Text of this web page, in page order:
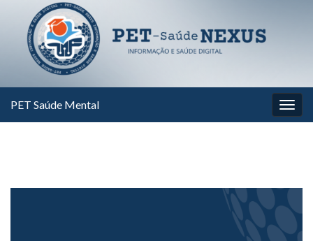
PET Saúde Mental